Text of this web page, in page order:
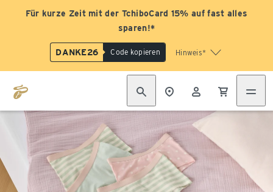
Für kurze Zeit mit der TchiboCard 15% auf fast alles
sparen!*
DANKE26 Code kopieren Hinweis*